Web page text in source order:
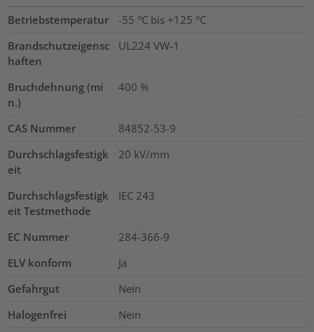
Betriebstemperatur
-55 °C bis +125 °C
Brandschutzeigensc
haften
UL224 VW-1
Bruchdehnung (mi
n.)
400 %
CAS Nummer
84852-53-9
Durchschlagsfestigk
eit
20 kV/mm
Durchschlagsfestigk
eit Testmethode
IEC 243
EC Nummer
284-366-9
ELV konform
Ja
Gefahrgut
Nein
Halogenfrei
Nein